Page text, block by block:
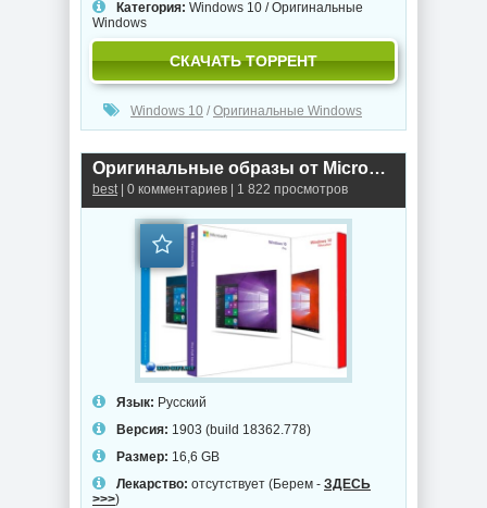
Категория: Windows 10 /Оригинальные
Windows
СКАЧАТЬ ТОРРЕНТ
Windows 10 / Оригинальные Windows
Оригинальные образы от Microsoft MSDN - Windows 10.0.18362.778 Version 1903 (с обновлениями по Апрель 2020)
best| 0 комментариев | 1 822 просмотров
Язык: Русский
Версия: 1903 (build 18362.778)
Размер: 16,6 GB
Лекарство: отсутствует (Берем - ЗДЕСЬ
>>>)